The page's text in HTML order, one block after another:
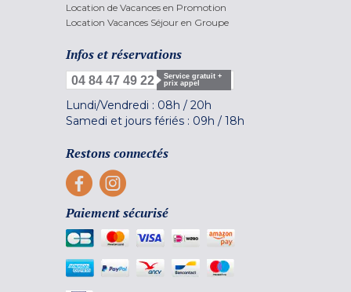
Location de Vacances en Promotion
Location Vacances Séjour en Groupe
Infos et réservations
04 84 47 49 22
Service gratuit +
prix appel
Lundi/Vendredi : 08h / 20h
Samedi et jours fériés : 09h / 18h
Restons connectés
Paiement sécurisé